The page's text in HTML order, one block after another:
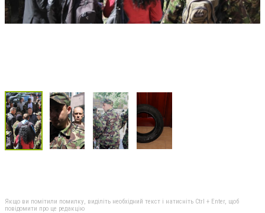
Якщо ви помітили помилку, виділіть необхідний текст і натисніть Ctrl + Enter, щоб
повідомити про це редакцію